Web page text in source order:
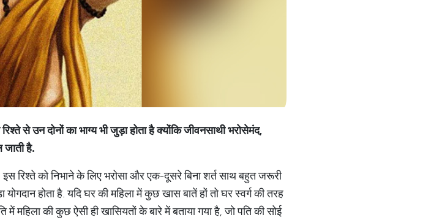
से उन दोनों का भाग्‍य भी जुड़ा होता है क्‍योंकि जीवनसाथी भरोसेमंद,
जाती है.
इस रिश्‍ते को निभाने के लिए भरोसा और एक-दूसरे बिना शर्त साथ बहुत जरूरी
होता है. यदि घर की महिला में कुछ खास बातें हों तो घर स्‍वर्ग की तरह
में महिला की कुछ ऐसी ही खासियतों के बारे में बताया गया है, जो पति की सोई